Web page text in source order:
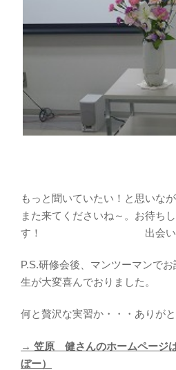
もっと聞いていたい！と思いな
また来てくださいね～。お待ち
す！ 出会いに感
P.S.研修会後、マンツーマンで
生が大変喜んでおりました。
何と贅沢な実習か・・・ありが
→ 笠原 健さんのホームページ
ぼー）